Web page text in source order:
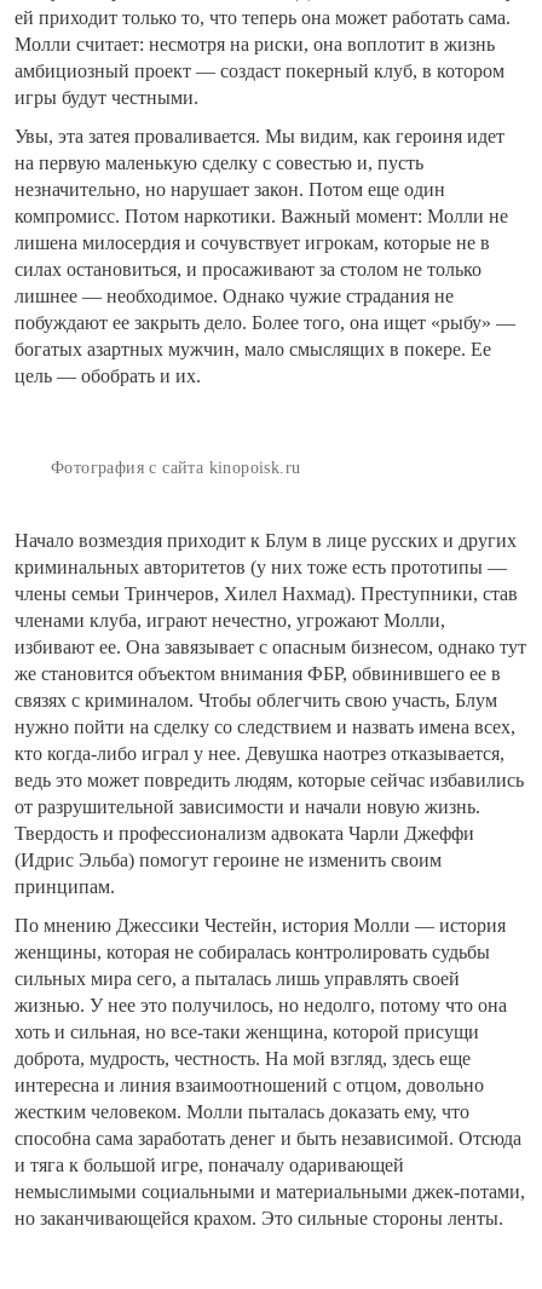
ей приходит только то, что теперь она может работать сама.
Молли считает: несмотря на риски, она воплотит в жизнь
амбициозный проект — создаст покерный клуб, в котором
игры будут честными.
Увы, эта затея проваливается. Мы видим, как героиня идет
на первую маленькую сделку с совестью и, пусть
незначительно, но нарушает закон. Потом еще один
компромисс. Потом наркотики. Важный момент: Молли не
лишена милосердия и сочувствует игрокам, которые не в
силах остановиться, и просаживают за столом не только
лишнее — необходимое. Однако чужие страдания не
побуждают ее закрыть дело. Более того, она ищет «рыбу» —
богатых азартных мужчин, мало смыслящих в покере. Ее
цель — обобрать и их.
Фотография с сайта kinopoisk.ru
Начало возмездия приходит к Блум в лице русских и других
криминальных авторитетов (у них тоже есть прототипы —
члены семьи Тринчеров, Хилел Нахмад). Преступники, став
членами клуба, играют нечестно, угрожают Молли,
избивают ее. Она завязывает с опасным бизнесом, однако тут
же становится объектом внимания ФБР, обвинившего ее в
связях с криминалом. Чтобы облегчить свою участь, Блум
нужно пойти на сделку со следствием и назвать имена всех,
кто когда-либо играл у нее. Девушка наотрез отказывается,
ведь это может повредить людям, которые сейчас избавились
от разрушительной зависимости и начали новую жизнь.
Твердость и профессионализм адвоката Чарли Джеффи
(Идрис Эльба) помогут героине не изменить своим
принципам.
По мнению Джессики Честейн, история Молли — история
женщины, которая не собиралась контролировать судьбы
сильных мира сего, а пыталась лишь управлять своей
жизнью. У нее это получилось, но недолго, потому что она
хоть и сильная, но все-таки женщина, которой присущи
доброта, мудрость, честность. На мой взгляд, здесь еще
интересна и линия взаимоотношений с отцом, довольно
жестким человеком. Молли пыталась доказать ему, что
способна сама заработать денег и быть независимой. Отсюда
и тяга к большой игре, поначалу одаривающей
немыслимыми социальными и материальными джек-потами,
но заканчивающейся крахом. Это сильные стороны ленты.